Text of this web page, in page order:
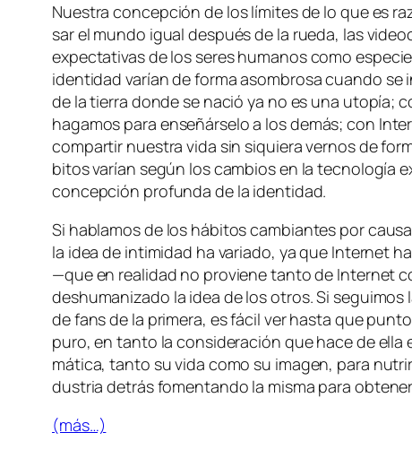
Nuestra con­cep­ción de los lí­mi­tes de lo que es
sar el mun­do igual des­pués de la rue­da, las
ex­pec­ta­ti­vas de los se­res hu­ma­nos co­mo
iden­ti­dad va­rían de for­ma asom­bro­sa cuan­do
de la tie­rra don­de se na­ció ya no es una uto­pía;
ha­ga­mos pa­ra en­se­ñár­se­lo a los de­más; con
com­par­tir nues­tra vi­da sin si­quie­ra ver­nos de
bi­tos va­rían se­gún los cam­bios en la tec­no­lo­gía
con­cep­ción pro­fun­da de la identidad.
Si ha­bla­mos de los há­bi­tos cam­bian­tes por
la idea de in­ti­mi­dad ha va­ria­do, ya que Internet
—que en reali­dad no pro­vie­ne tan­to de Internet
des­hu­ma­ni­za­do la idea de los otros. Si se­gui­mos
de fans de la pri­me­ra, es fá­cil ver has­ta que
pu­ro, en tan­to la con­si­de­ra­ción que ha­ce de ella
má­ti­ca, tan­to su vi­da co­mo su ima­gen, pa­ra
dus­tria de­trás fo­men­tan­do la mis­ma pa­ra
(más…)